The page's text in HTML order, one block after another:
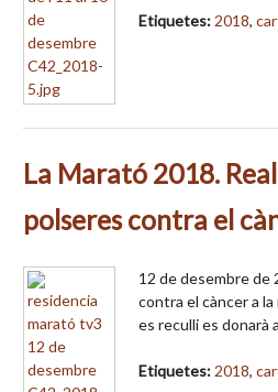
Etiquetes: 2018,
La Marató 2018.
polseres contra el
12 de desembre de
contra el càncer a
es reculli es donarà
Etiquetes: 2018,